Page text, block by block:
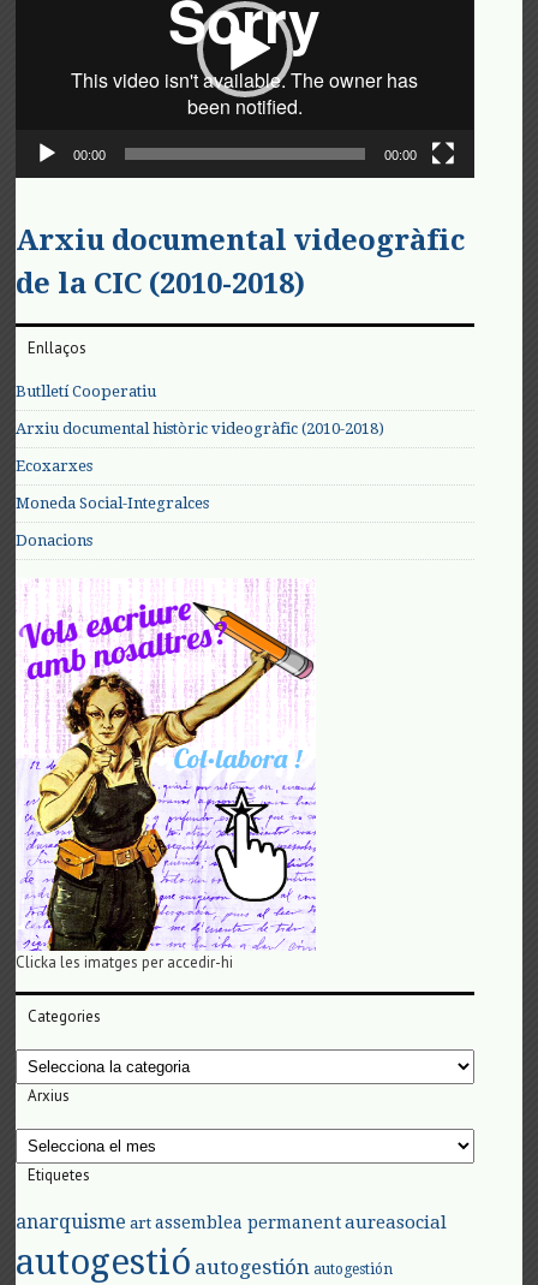
00:00 00:00
Arxiu documental videogràfic
de la CIC (2010-2018)
Enllaços
Butlletí Cooperatiu
Arxiu documental històric videogràfic (2010-2018)
Ecoxarxes
Moneda Social-Integralces
Donacions
Clicka les imatges per accedir-hi
Categories
Categories
Arxius
Arxius
Etiquetes
anarquisme art assemblea permanent aureasocial
autogestió autogestión autogestión